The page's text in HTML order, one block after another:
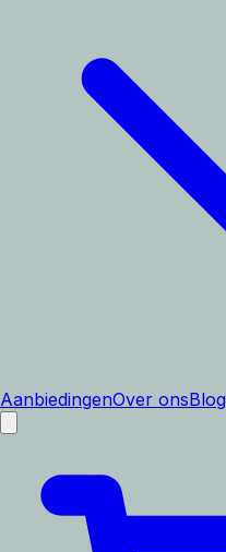
AanbiedingenOver onsBlog